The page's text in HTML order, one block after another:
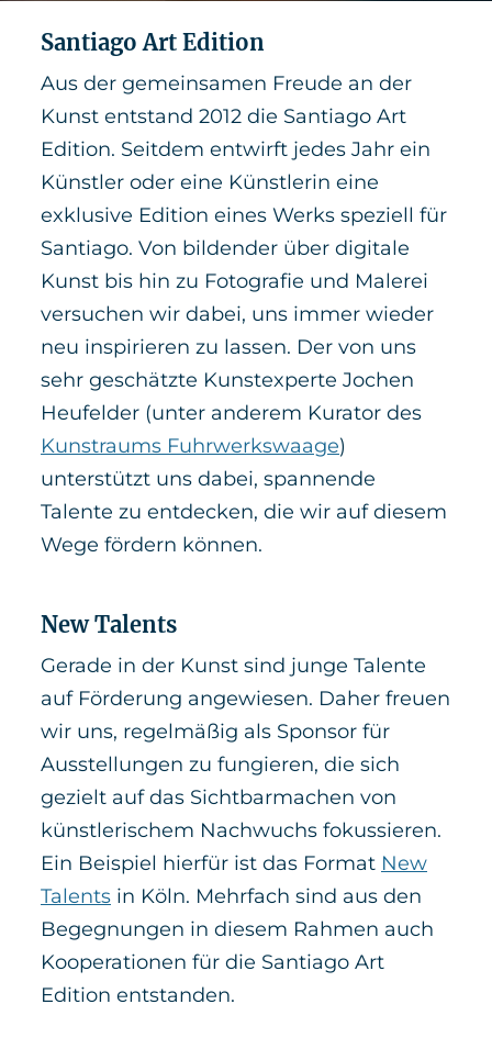
Santiago Art Edition
Aus der gemeinsamen Freude an der
Kunst entstand 2012 die Santiago Art
Edition. Seitdem entwirft jedes Jahr ein
Künstler oder eine Künstlerin eine
exklusive Edition eines Werks speziell für
Santiago. Von bildender über digitale
Kunst bis hin zu Fotografie und Malerei
versuchen wir dabei, uns immer wieder
neu inspirieren zu lassen. Der von uns
sehr geschätzte Kunstexperte Jochen
Heufelder (unter anderem Kurator des
Kunstraums Fuhrwerkswaage)
unterstützt uns dabei, spannende
Talente zu entdecken, die wir auf diesem
Wege fördern können.
New Talents
Gerade in der Kunst sind junge Talente
auf Förderung angewiesen. Daher freuen
wir uns, regelmäßig als Sponsor für
Ausstellungen zu fungieren, die sich
gezielt auf das Sichtbarmachen von
künstlerischem Nachwuchs fokussieren.
Ein Beispiel hierfür ist das Format New
Talents in Köln. Mehrfach sind aus den
Begegnungen in diesem Rahmen auch
Kooperationen für die Santiago Art
Edition entstanden.